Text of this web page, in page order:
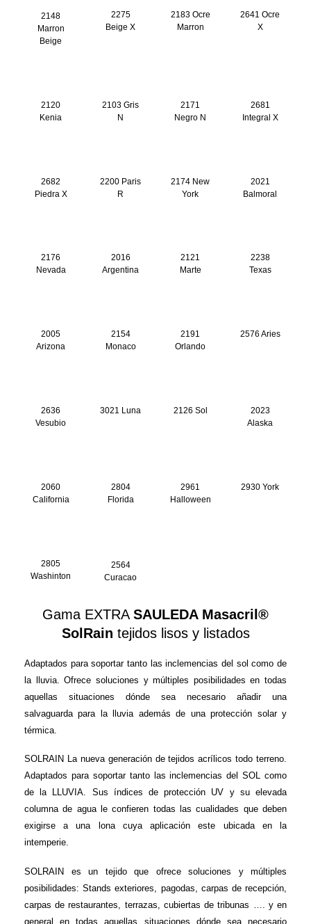
2148
Marron
Beige
2275
Beige X
2183 Ocre
Marron
2641 Ocre
X
2120
Kenia
2103 Gris
N
2171
Negro N
2681
Integral X
2682
Piedra X
2200 Paris
R
2174 New
York
2021
Balmoral
2176
Nevada
2016
Argentina
2121
Marte
2238
Texas
2005
Arizona
2154
Monaco
2191
Orlando
2576 Aries
2636
Vesubio
3021 Luna 2126 Sol
2023
Alaska
2060
California
2804
Florida
2961
Halloween
2930 York
2805
Washinton
2564
Curacao
Gama EXTRA SAULEDA Masacril®
SolRain tejidos lisos y listados
Adaptados para soportar tanto las inclemencias del sol como de
la lluvia. Ofrece soluciones y múltiples posibilidades en todas
aquellas situaciones dónde sea necesario añadir una
salvaguarda para la lluvia además de una protección solar y
térmica.
SOLRAIN La nueva generación de tejidos acrílicos todo terreno.
Adaptados para soportar tanto las inclemencias del SOL como
de la LLUVIA. Sus índices de protección UV y su elevada
columna de agua le confieren todas las cualidades que deben
exigirse a una lona cuya aplicación este ubicada en la
intemperie.
SOLRAIN es un tejido que ofrece soluciones y múltiples
posibilidades: Stands exteriores, pagodas, carpas de recepción,
carpas de restaurantes, terrazas, cubiertas de tribunas …. y en
general en todas aquellas situaciones dónde sea necesario